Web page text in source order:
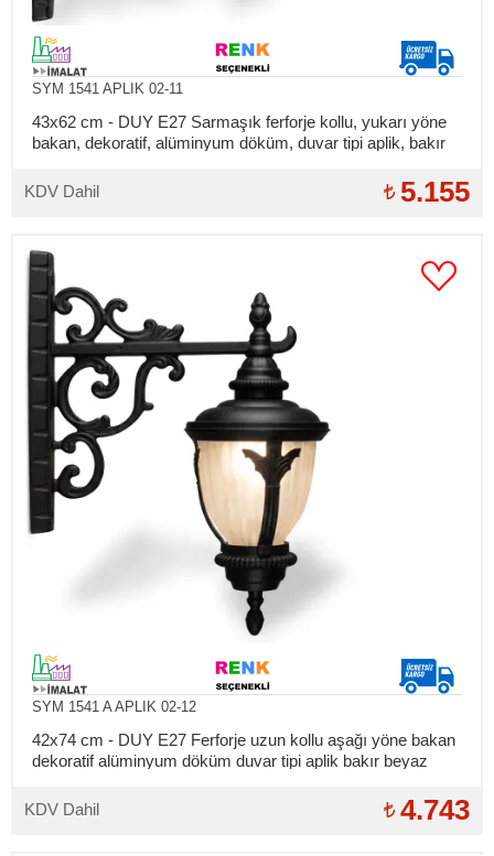
SYM 1541 APLIK 02-11
43x62 cm - DUY E27 Sarmaşık ferforje kollu, yukarı yöne
bakan, dekoratif, alüminyum döküm, duvar tipi aplik, bakır
KDV Dahil
5.155
SYM 1541 A APLIK 02-12
42x74 cm - DUY E27 Ferforje uzun kollu aşağı yöne bakan
dekoratif alüminyum döküm duvar tipi aplik bakır beyaz
KDV Dahil
4.743